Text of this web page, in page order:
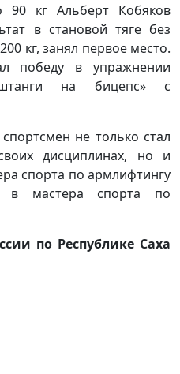
90 кг Альберт Кобяков
в становой тяге без
кг, занял первое место.
победу в упражнении
на бицепс» с
не только стал
дисциплинах, но и
спорта по армлифтингу
в мастера спорта по
по Республике Саха